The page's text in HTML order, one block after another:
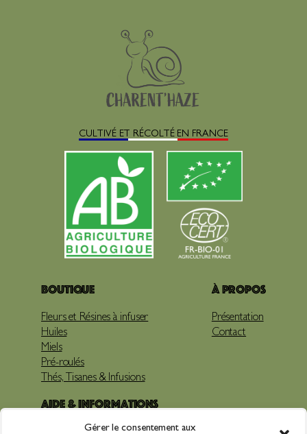
Gérer le consentement aux
CULTIVÉ ET RÉCOLTÉ EN FRANCE
Boutique
Fleurs et Résines à infuser
Huiles
Miels
Pré-roulés
Thés, Tisanes & Infusions
À propos
Présentation
Contact
Aide & Informations